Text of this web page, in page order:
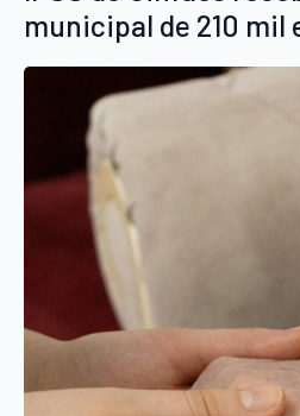
municipal de 210 mil